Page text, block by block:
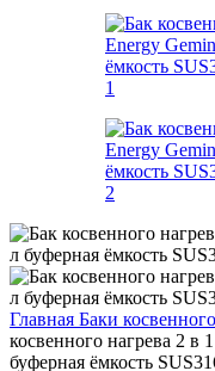
Главная Баки
косвенного нагрева 2 в
буферная ёмкость